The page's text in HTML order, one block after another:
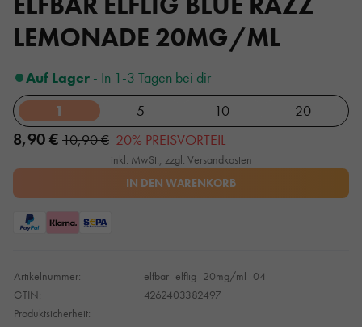
LEMONADE 20MG/ML
Auf Lager - In 1-3 Tagen bei dir
1
5 10 20
8,90 € 10,90 € 20% PREISVORTEIL
inkl. MwSt., zzgl. Versandkosten
IN DEN WARENKORB
Artikelnummer:
elfbar_elflig_20mg/ml_04
GTIN:
4262403382497
Produktsicherheit: